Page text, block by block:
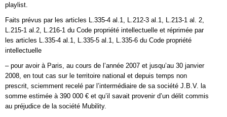
playlist.
Faits prévus par les articles L.335-4 al.1, L.212-3 al.1, L.213-1 al. 2,
L.215-1 al.2, L.216-1 du Code propriété intellectuelle et réprimée par
les articles L.335-4 al.1, L.335-5 al.1, L.335-6 du Code propriété
intellectuelle
– pour avoir à Paris, au cours de l’année 2007 et jusqu’au 30 janvier
2008, en tout cas sur le territoire national et depuis temps non
prescrit, sciemment recelé par l’intermédiaire de sa société J.B.V. la
somme estimée à 390 000 € et qu’il savait provenir d’un délit commis
au préjudice de la société Mubility.